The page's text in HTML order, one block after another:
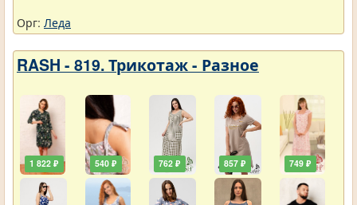
Орг: Леда
RASH - 819. Трикотаж - Разное
1 822 ₽ 540 ₽ 762 ₽ 857 ₽ 749 ₽